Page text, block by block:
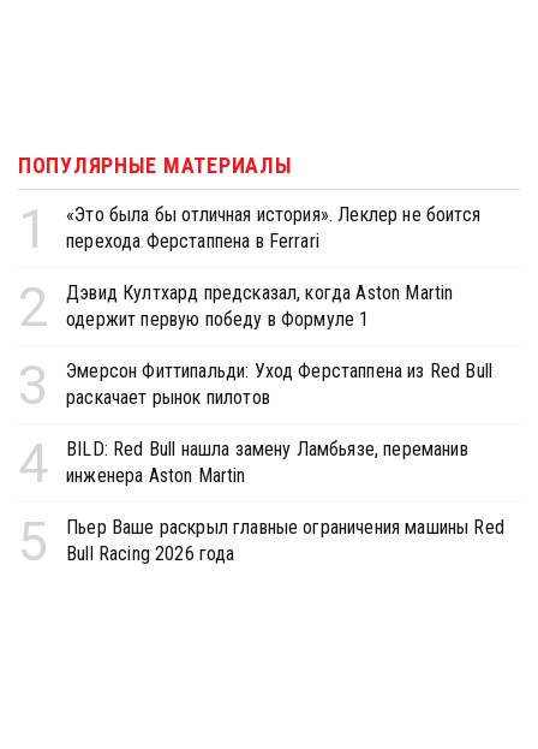
ПОПУЛЯРНЫЕ МАТЕРИАЛЫ
1
«Это была бы отличная история». Леклер не боится
перехода Ферстаппена в Ferrari
2
Дэвид Култхард предсказал, когда Aston Martin
одержит первую победу в Формуле 1
3
Эмерсон Фиттипальди: Уход Ферстаппена из Red Bull
раскачает рынок пилотов
4
BILD: Red Bull нашла замену Ламбьязе, переманив
инженера Aston Martin
5
Пьер Ваше раскрыл главные ограничения машины Red
Bull Racing 2026 года